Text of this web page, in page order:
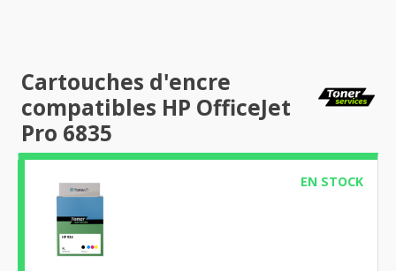
Cartouches d'encre
compatibles HP OfficeJet
Pro 6835
EN STOCK